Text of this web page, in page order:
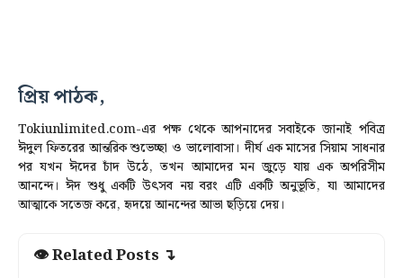
প্রিয় পাঠক,
Tokiunlimited.com-এর পক্ষ থেকে আপনাদের সবাইকে জানাই পবিত্র
ঈদুল ফিতরের আন্তরিক শুভেচ্ছা ও ভালোবাসা। দীর্ঘ এক মাসের সিয়াম সাধনার
পর যখন ঈদের চাঁদ উঠে, তখন আমাদের মন জুড়ে যায় এক অপরিসীম
আনন্দে। ঈদ শুধু একটি উৎসব নয় বরং এটি একটি অনুভূতি, যা আমাদের
আত্মাকে সতেজ করে, হৃদয়ে আনন্দের আভা ছড়িয়ে দেয়।
👁 Related Posts ↴